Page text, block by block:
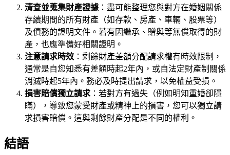
清查並蒐集財產證據 ：盡可能整理您與對方在婚姻關係
存續期間的所有財產（如存款、房產、車輛、股票等）
及債務的證明文件。若有因繼承、贈與等無償取得的財
產，也應準備好相關證明。
注意請求時效 ：剩餘財產差額分配請求權有時效限制，
通常是自您知悉有差額時起2年內，或自法定財產制關係
消滅時起5年內。務必及時提出請求，以免權益受損。
損害賠償獨立請求 ：若對方有過失（例如明知重婚卻隱
瞞），導致您蒙受財產或精神上的損害，您可以獨立請
求損害賠償。這與剩餘財產分配是不同的權利。
結語